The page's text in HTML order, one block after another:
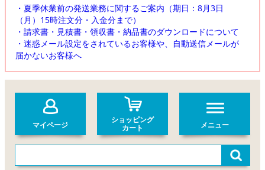
・夏季休業前の発送業務に関するご案内（期日：8月3日
（月）15時注文分・入金分まで）
・請求書・見積書・領収書・納品書のダウンロードについて
・迷惑メール設定をされているお客様や、自動送信メールが
届かないお客様へ
マイページ
ショッピング
カート
メニュー